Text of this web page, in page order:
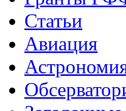
Статьи
Авиация